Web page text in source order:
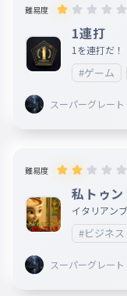
難易度
1連打
1を連打だ！
#ゲーム
スーパーグレー
難易度
私トゥ
歌詞タ
イタリアン
#ビジネス
スーパーグレー